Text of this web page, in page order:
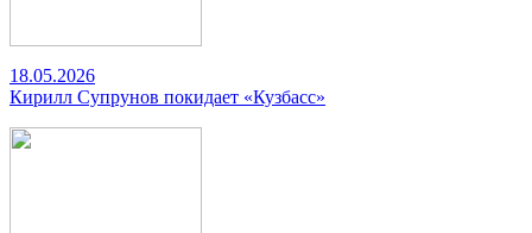
18.05.2026
Кирилл Супрунов покидает «Кузбасс»